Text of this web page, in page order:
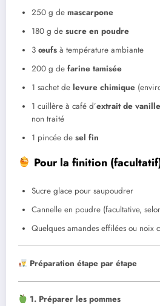
250 g de mascarpone
180 g de sucre en poudre
3 œufs à température ambiante
200 g de farine tamisée
1 sachet de levure chimique
1 cuillère à café d’extrait de vanille
non traité
1 pincée de sel fin
Pour la finition
Sucre glace pour saupoudrer
Cannelle en poudre (facultative,
Quelques amandes effilées ou noix
Préparation étape par étape
1. Préparer les pommes